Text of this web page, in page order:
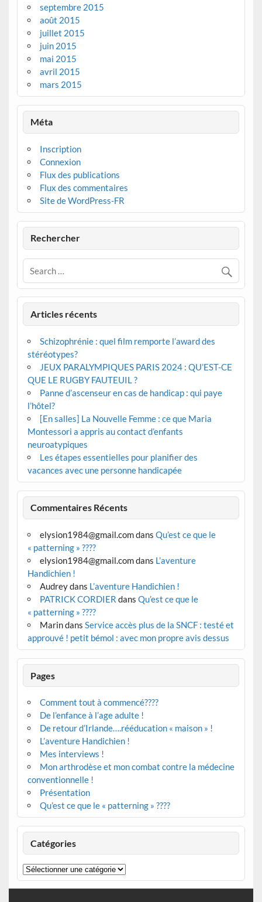
septembre 2015
août 2015
juillet 2015
juin 2015
mai 2015
avril 2015
mars 2015
Méta
Inscription
Connexion
Flux des publications
Flux des commentaires
Site de WordPress-FR
Rechercher
Articles récents
Schizophrénie : quel film remporte l’award des
stéréotypes?
JEUX PARALYMPIQUES PARIS 2024 : QU’EST-CE
QUE LE RUGBY FAUTEUIL ?
Panne d’ascenseur en cas de handicap : qui paye
l’hôtel?
[En salles] La Nouvelle Femme : ce que Maria
Montessori a appris au contact d’enfants
neuroatypiques
Les étapes essentielles pour planifier des
vacances avec une personne handicapée
Commentaires Récents
elysion1984@gmail.comdans Qu’est ce que le
« patterning » ????
elysion1984@gmail.comdans L’aventure
Handichien !
Audreydans L’aventure Handichien !
PATRICK CORDIER dans Qu’est ce que le
« patterning » ????
Marindans Service accès plus de la SNCF : testé et
approuvé ! petit bémol : avec mon propre avis dessus
Pages
Comment tout à commencé????
De l’enfance à l’age adulte !
De retour d’Irlande….rééducation « maison » !
L’aventure Handichien !
Mes interviews !
Mon arthrodèse et mon combat contre la médecine
conventionnelle !
Présentation
Qu’est ce que le « patterning » ????
Catégories
Catégories